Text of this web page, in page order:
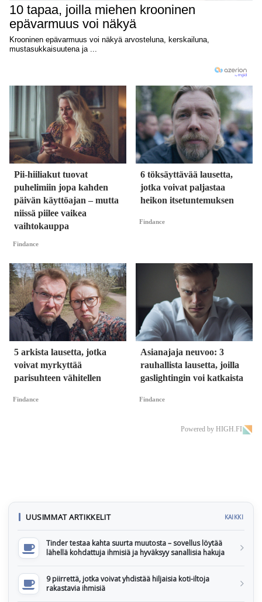
Pii-hiiliakut tuovat
puhelimiin jopa kahden
päivän käyttöajan – mutta
niissä piilee vaikea
vaihtokauppa
Findance
6 töksäyttävää lausetta,
jotka voivat paljastaa
heikon itsetuntemuksen
Findance
5 arkista lausetta, jotka
voivat myrkyttää
parisuhteen vähitellen
Findance
Asianajaja neuvoo: 3
rauhallista lausetta, joilla
gaslightingin voi katkaista
Findance
Powered by HIGH.FI
UUSIMMAT ARTIKKELIT KAIKKI
Tinder testaa kahta suurta muutosta – sovellus löytää
lähellä kohdattuja ihmisiä ja hyväksyy sanallisia hakuja
9 piirrettä, jotka voivat yhdistää hiljaisia koti-iltoja
rakastavia ihmisiä